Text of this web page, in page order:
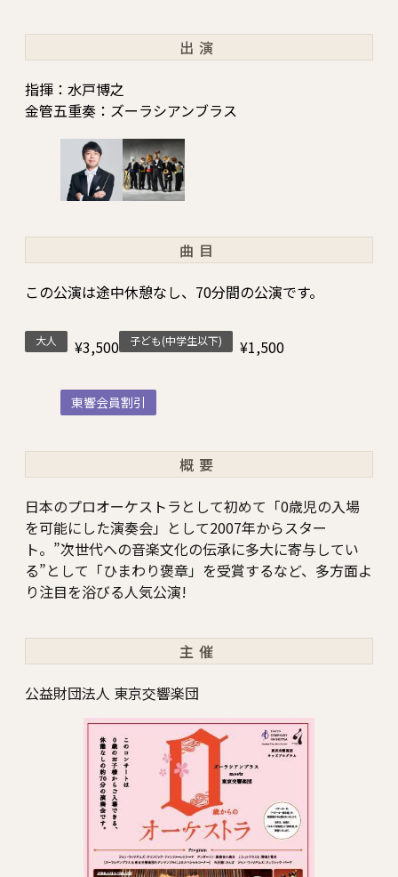
出演
指揮：水戸博之
金管五重奏：ズーラシアンブラス
曲目
この公演は途中休憩なし、70分間の公演です。
大人 ¥3,500 子ども(中学生以下) ¥1,500
東響会員割引
概要
日本のプロオーケストラとして初めて「0歳児の入場
を可能にした演奏会」として2007年からスター
ト。”次世代への音楽文化の伝承に多大に寄与してい
る”として「ひまわり褒章」を受賞するなど、多方面よ
り注目を浴びる人気公演!
主催
公益財団法人 東京交響楽団